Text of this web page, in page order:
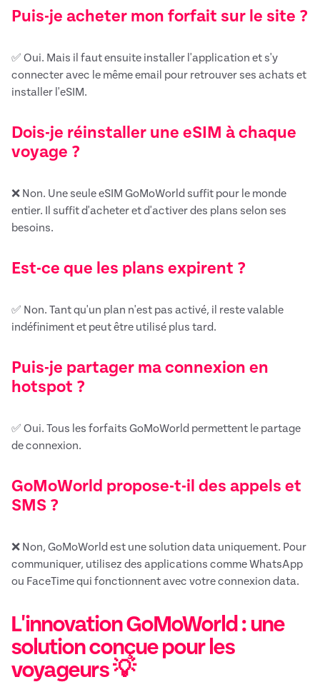
Puis-je acheter mon forfait sur le site ?
✅ Oui. Mais il faut ensuite installer l'application et s'y
connecter avec le même email pour retrouver ses achats et
installer l'eSIM.
Dois-je réinstaller une eSIM à chaque
voyage ?
❌ Non. Une seule eSIM GoMoWorld suffit pour le monde
entier. Il suffit d'acheter et d'activer des plans selon ses
besoins.
Est-ce que les plans expirent ?
✅ Non. Tant qu'un plan n'est pas activé, il reste valable
indéfiniment et peut être utilisé plus tard.
Puis-je partager ma connexion en
hotspot ?
✅ Oui. Tous les forfaits GoMoWorld permettent le partage
de connexion.
GoMoWorld propose-t-il des appels et
SMS ?
❌ Non, GoMoWorld est une solution data uniquement. Pour
communiquer, utilisez des applications comme WhatsApp
ou FaceTime qui fonctionnent avec votre connexion data.
L'innovation GoMoWorld : une
solution conçue pour les
voyageurs 💡